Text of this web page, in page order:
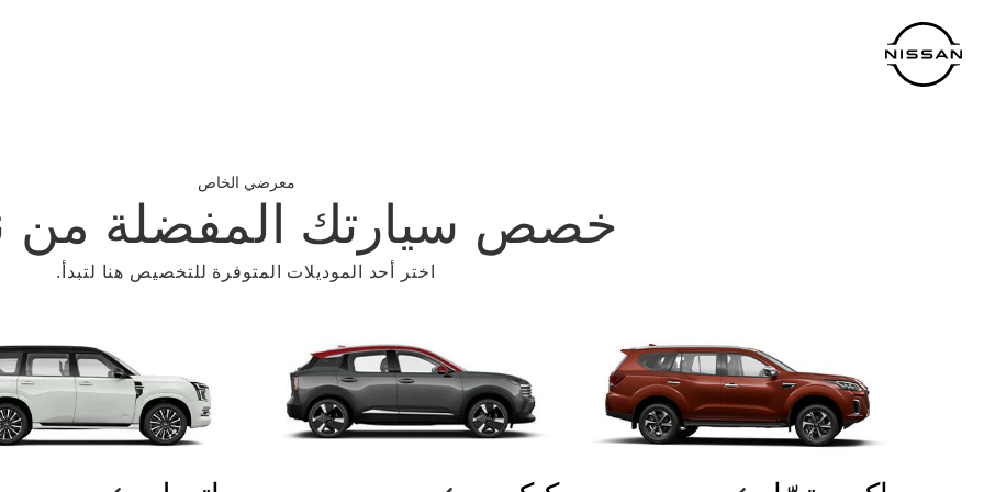
المحتوى
الرئيسي
معرضي الخاص
خصص سيارتك المفضلة من
اختر أحد الموديلات المتوفرة للتخصيص هنا لتبدأ.